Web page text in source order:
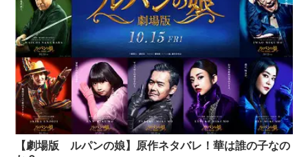
【劇場版 ルパンの娘】原作ネタバレ！華は誰の子なの